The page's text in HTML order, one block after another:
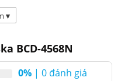
mát cùng loại
4568N dung tích
▾
BCD-4568N
0% | 0 đánh giá